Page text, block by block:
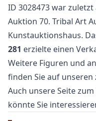
ID 3028473 war
Auktion 70. Tribal Art
Kunstauktionshaus.
281 erzielte einen
Weitere Figuren und
finden Sie auf
Auch unsere Seite zum
könnte Sie